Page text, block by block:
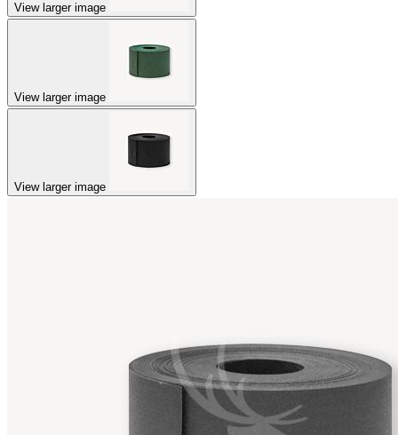
View larger image
View larger image
View larger image